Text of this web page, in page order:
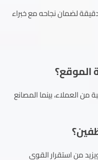
لضمان نجاحه مع خبراء
الموقع؟
من العملاء، بينما المصانع
من استقرار القوى